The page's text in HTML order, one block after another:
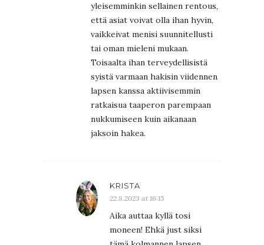
yleisemminkin sellainen rentous,
että asiat voivat olla ihan hyvin,
vaikkeivat menisi suunnitellusti
tai oman mieleni mukaan.
Toisaalta ihan terveydellisistä
syistä varmaan hakisin viidennen
lapsen kanssa aktiivisemmin
ratkaisua taaperon parempaan
nukkumiseen kuin aikanaan
jaksoin hakea.
KRISTA
22.8.2023 at 16:15
Aika auttaa kyllä tosi
moneen! Ehkä just siksi